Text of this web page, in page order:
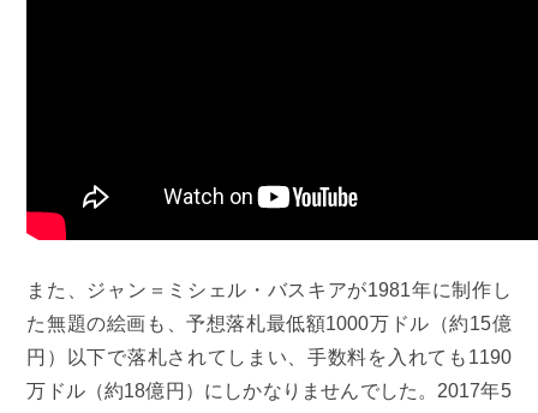
また、ジャン＝ミシェル・バスキアが1981年に制作し
た無題の絵画も、予想落札最低額1000万ドル（約15億
円）以下で落札されてしまい、手数料を入れても1190
万ドル（約18億円）にしかなりませんでした。2017年5